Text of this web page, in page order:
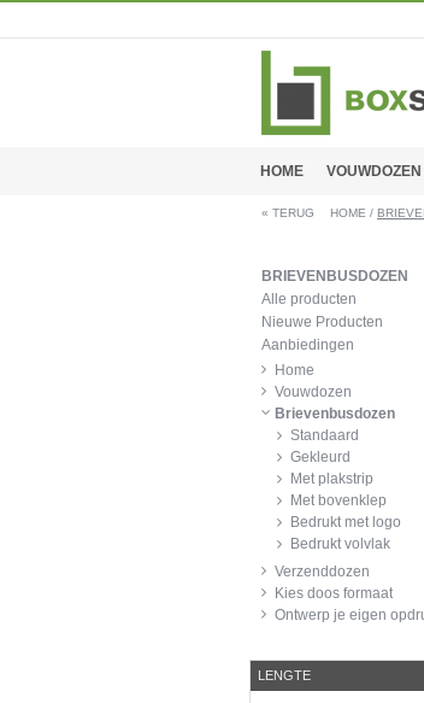
HOME VOUWDOZEN
« TERUG HOME /
BRIEVENBUSDOZEN
Alle producten
Nieuwe Producten
Aanbiedingen
Home
Vouwdozen
Brievenbusdozen
Standaard
Gekleurd
Met plakstrip
Met bovenklep
Bedrukt met logo
Bedrukt volvlak
Verzenddozen
Kies doos formaat
Ontwerp je eigen
LENGTE